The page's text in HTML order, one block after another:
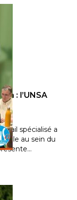
: l’UNSA
spécialisé a
au sein du